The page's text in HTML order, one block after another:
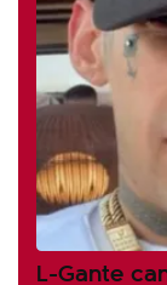
L-Gante